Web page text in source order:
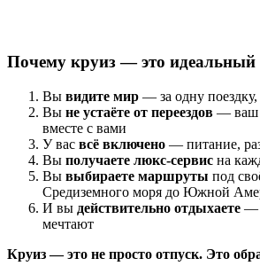
Почему круиз — это идеальный
Вы видите мир — за одну поездку,
Вы не устаёте от переездов — ваш
вместе с вами
У вас всё включено — питание,
Вы получаете люкс-сервис на
Вы выбираете маршруты под
Средиземного моря до Южной
И вы действительно отдыхаете —
мечтают
Круиз — это не просто отпуск. Это